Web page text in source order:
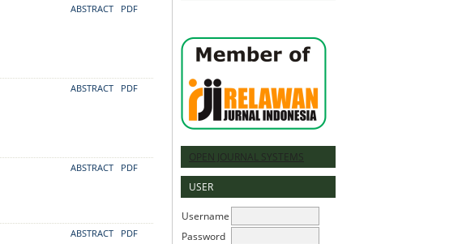
OPEN JOURNAL SYSTEMS
USER
Username
Password
ABSTRACT PDF
ABSTRACT PDF
ABSTRACT PDF
ABSTRACT PDF